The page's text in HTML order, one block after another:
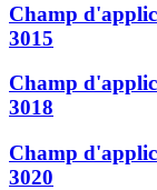
Champ
3015
Champ
3018
Champ
3020